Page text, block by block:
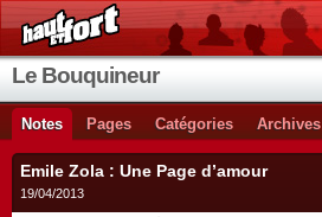
Le Bouquineur
Notes Pages Catégories Archives
Emile Zola : Une Page d’amour
19/04/2013